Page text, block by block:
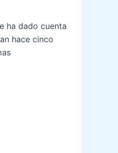
ha dado cuenta
hace cinco